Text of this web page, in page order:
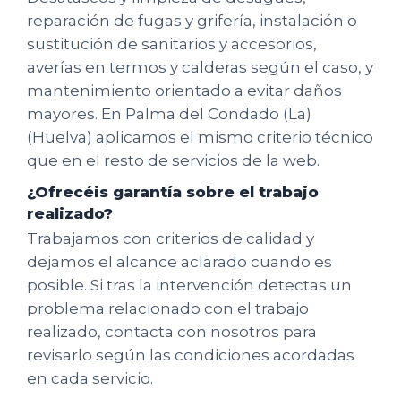
reparación de fugas y grifería, instalación o
sustitución de sanitarios y accesorios,
averías en termos y calderas según el caso, y
mantenimiento orientado a evitar daños
mayores. En Palma del Condado (La)
(Huelva) aplicamos el mismo criterio técnico
que en el resto de servicios de la web.
¿Ofrecéis garantía sobre el trabajo
realizado?
Trabajamos con criterios de calidad y
dejamos el alcance aclarado cuando es
posible. Si tras la intervención detectas un
problema relacionado con el trabajo
realizado, contacta con nosotros para
revisarlo según las condiciones acordadas
en cada servicio.